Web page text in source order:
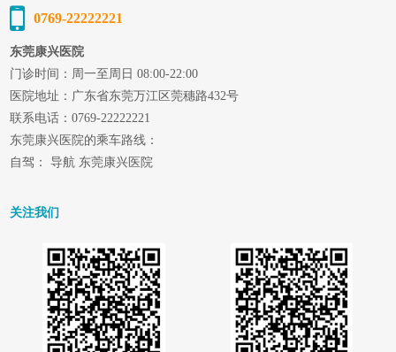
0769-22222221
东莞康兴医院
门诊时间：周一至周日 08:00-22:00
医院地址：广东省东莞万江区莞穗路432号
联系电话：0769-22222221
东莞康兴医院的乘车路线：
自驾： 导航 东莞康兴医院
关注我们